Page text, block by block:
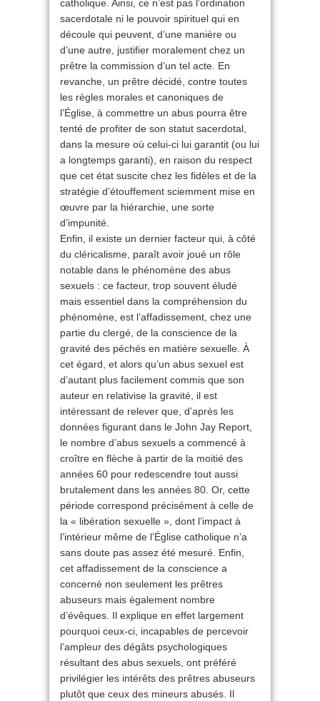
catholique. Ainsi, ce n’est pas l’ordination
sacerdotale ni le pouvoir spirituel qui en
découle qui peuvent, d’une manière ou
d’une autre, justifier moralement chez un
prêtre la commission d’un tel acte. En
revanche, un prêtre décidé, contre toutes
les règles morales et canoniques de
l’Église, à commettre un abus pourra être
tenté de profiter de son statut sacerdotal,
dans la mesure où celui-ci lui garantit (ou lui
a longtemps garanti), en raison du respect
que cet état suscite chez les fidèles et de la
stratégie d’étouffement sciemment mise en
œuvre par la hiérarchie, une sorte
d’impunité.
Enfin, il existe un dernier facteur qui, à côté
du cléricalisme, paraît avoir joué un rôle
notable dans le phénomène des abus
sexuels : ce facteur, trop souvent éludé
mais essentiel dans la compréhension du
phénomène, est l’affadissement, chez une
partie du clergé, de la conscience de la
gravité des péchés en matière sexuelle. À
cet égard, et alors qu’un abus sexuel est
d’autant plus facilement commis que son
auteur en relativise la gravité, il est
intéressant de relever que, d’après les
données figurant dans le John Jay Report,
le nombre d’abus sexuels a commencé à
croître en flèche à partir de la moitié des
années 60 pour redescendre tout aussi
brutalement dans les années 80. Or, cette
période correspond précisément à celle de
la « libération sexuelle », dont l’impact à
l’intérieur même de l’Église catholique n’a
sans doute pas assez été mesuré. Enfin,
cet affadissement de la conscience a
concerné non seulement les prêtres
abuseurs mais également nombre
d’évêques. Il explique en effet largement
pourquoi ceux-ci, incapables de percevoir
l’ampleur des dégâts psychologiques
résultant des abus sexuels, ont préféré
privilégier les intérêts des prêtres abuseurs
plutôt que ceux des mineurs abusés. Il